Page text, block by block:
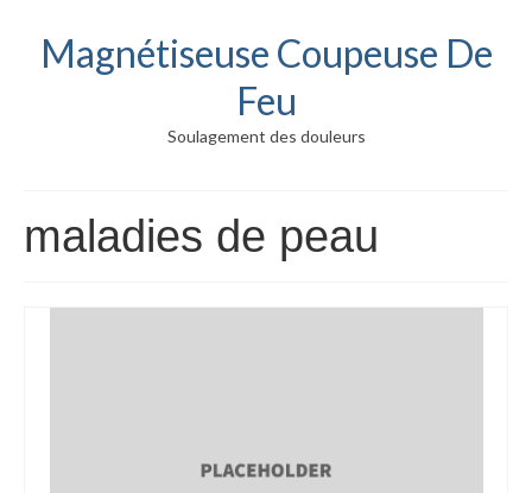
Magnétiseuse Coupeuse De
Feu
Soulagement des douleurs
maladies de peau